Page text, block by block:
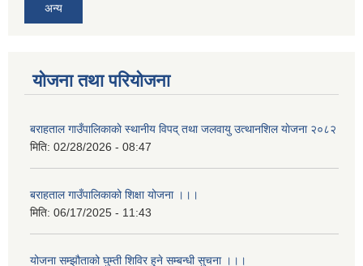
अन्य
योजना तथा परियोजना
बराहताल गाउँपालिकाकाे स्थानीय विपद् तथा जलवायु उत्थानशिल याेजना २०८२
मिति: 02/28/2026 - 08:47
बराहताल गाउँपालिकाको शिक्षा योजना ।।।
मिति: 06/17/2025 - 11:43
योजना सम्झौताको घुम्ती शिविर हुने सम्बन्धी सुचना ।।।